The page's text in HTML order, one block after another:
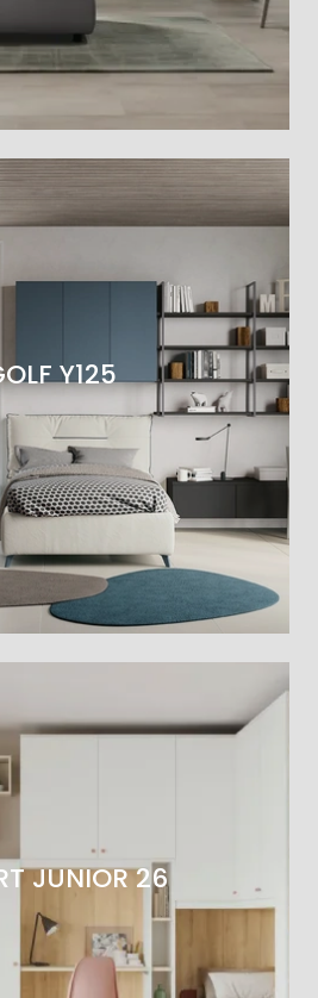
Y125
JUNIOR 26